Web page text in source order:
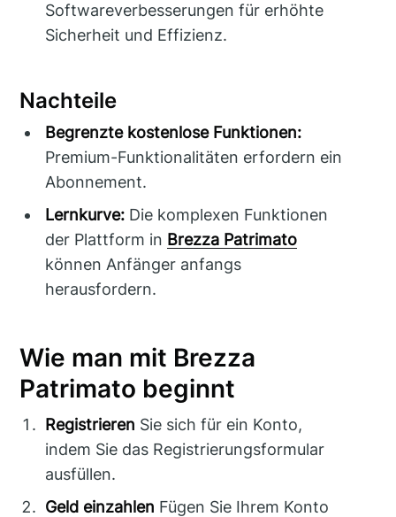
Softwareverbesserungen für erhöhte
Sicherheit und Effizienz.
Nachteile
Begrenzte kostenlose Funktionen:
Premium-Funktionalitäten erfordern ein
Abonnement.
Lernkurve: Die komplexen Funktionen
der Plattform in Brezza Patrimato
können Anfänger anfangs
herausfordern.
Wie man mit Brezza
Patrimato beginnt
Registrieren Sie sich für ein Konto,
indem Sie das Registrierungsformular
ausfüllen.
Geld einzahlen Fügen Sie Ihrem Konto